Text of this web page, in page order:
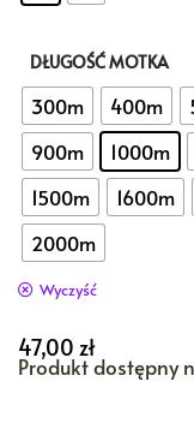
DŁUGOŚĆ MOTKA
300m 400m
900m
1000m
1500m
1600m
2000m
Wyczyść
47,00 zł
Produkt dostępny